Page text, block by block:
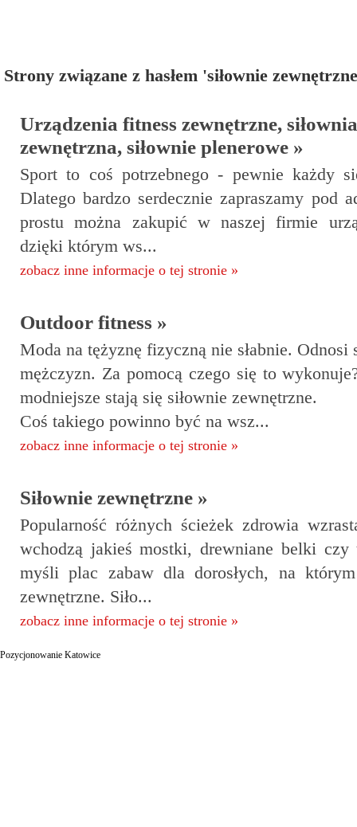
Strony związane z hasłem 'siłownie
Urządzenia fitness zewnętrzne,
zewnętrzna, siłownie plenerowe »
Sport to coś potrzebnego - pewnie każdy
Dlatego bardzo serdecznie zapraszamy pod
prostu można zakupić w naszej firmie
dzięki którym ws...
zobacz inne informacje o tej stronie »
Outdoor fitness »
Moda na tężyznę fizyczną nie słabnie.
mężczyzn. Za pomocą czego się to
modniejsze stają się siłownie zewnętrzne.
Coś takiego powinno być na wsz...
zobacz inne informacje o tej stronie »
Siłownie zewnętrzne »
Popularność różnych ścieżek zdrowia
wchodzą jakieś mostki, drewniane belki
myśli plac zabaw dla dorosłych, na
zewnętrzne. Siło...
zobacz inne informacje o tej stronie »
Pozycjonowanie Katowice